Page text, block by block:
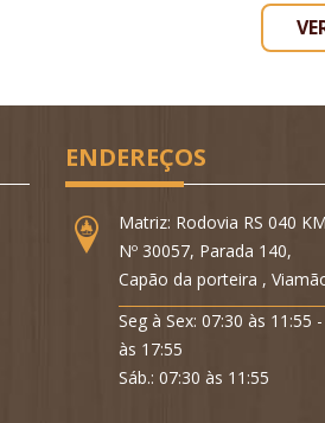
ENDEREÇOS
Matriz: Rodovia RS 040
Nº 30057, Parada 140,
Capão da porteira ,
Seg à Sex: 07:30 às 11:55
às 17:55
Sáb.: 07:30 às 11:55